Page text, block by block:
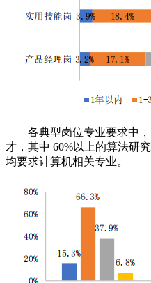
各典型岗位专业要求中，
才，其中 60%以上的算法研
均要求计算机相关专业。